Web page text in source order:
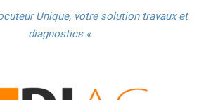
Unique, votre solution travaux et
diagnostics «